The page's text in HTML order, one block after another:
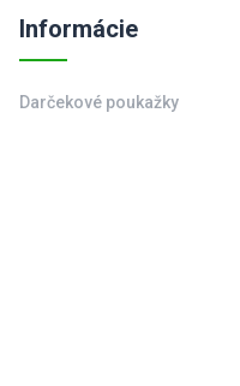
Informácie
Darčekové poukažky